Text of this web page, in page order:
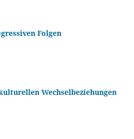
Folgen
Wechselbeziehungen